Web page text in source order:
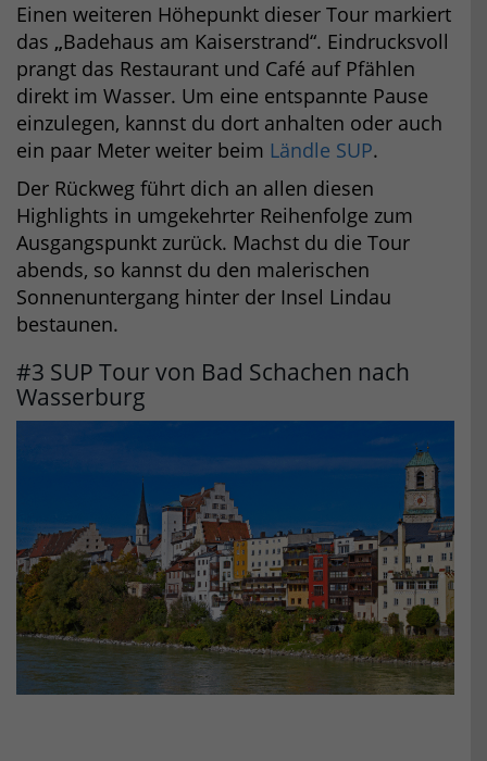
Einen weiteren Höhepunkt dieser Tour markiert
das „Badehaus am Kaiserstrand“. Eindrucksvoll
prangt das Restaurant und Café auf Pfählen
direkt im Wasser. Um eine entspannte Pause
einzulegen, kannst du dort anhalten oder auch
ein paar Meter weiter beim Ländle SUP.
Der Rückweg führt dich an allen diesen
Highlights in umgekehrter Reihenfolge zum
Ausgangspunkt zurück. Machst du die Tour
abends, so kannst du den malerischen
Sonnenuntergang hinter der Insel Lindau
bestaunen.
#3 SUP Tour von Bad Schachen nach
Wasserburg